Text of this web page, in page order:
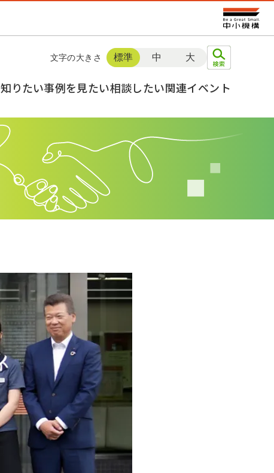
文字の大きさ 標準 中 大
知りたい事例を見たい相談したい関連イベント